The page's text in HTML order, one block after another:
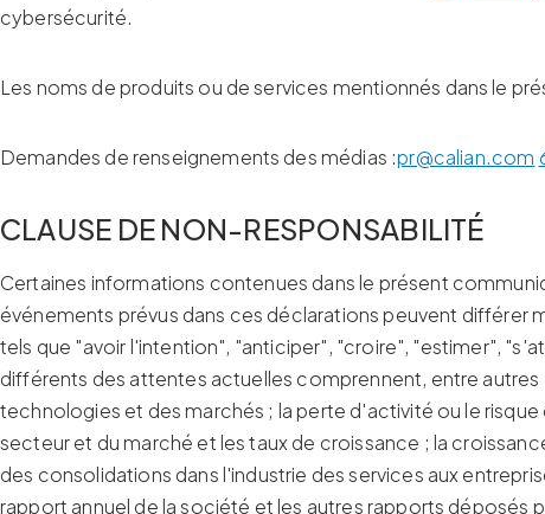
cybersécurité.
Les noms de produits ou de services mentionnés dans le
Demandes de renseignements des médias :pr@calian.com
CLAUSE DE NON-RESPONSABILITÉ
Certaines informations contenues dans le présent
événements prévus dans ces déclarations peuvent
tels que "avoir l'intention", "anticiper", "croire", "estimer",
différents des attentes actuelles comprennent, entre
technologies et des marchés ; la perte d'activité ou le
secteur et du marché et les taux de croissance ; la
des consolidations dans l'industrie des services aux
rapport annuel de la société et les autres rapports déposés